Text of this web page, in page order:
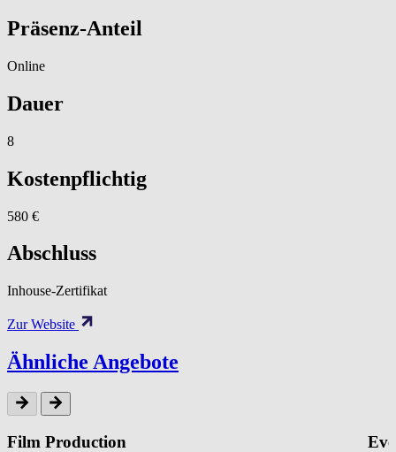
Präsenz-Anteil
Online
Dauer
8
Kostenpflichtig
580 €
Abschluss
Inhouse-Zertifikat
Zur Website
Ähnliche Angebote
Film Production